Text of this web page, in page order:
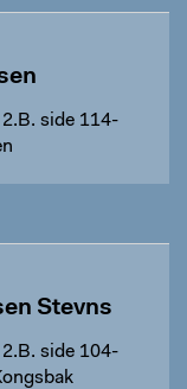
side 114-
Stevns
side 104-